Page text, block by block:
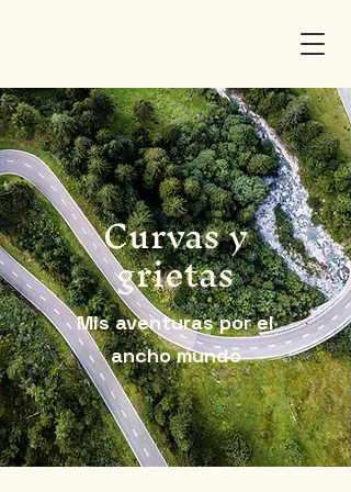
Curvas y
grietas
Mis aventuras por el
ancho mundo